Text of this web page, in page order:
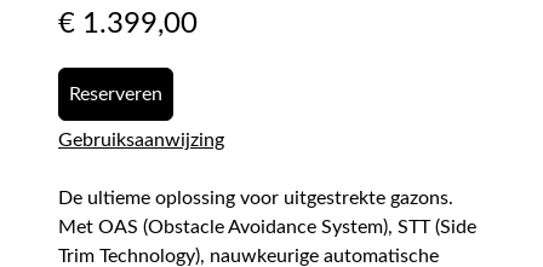
€ 1.399,00
Reserveren
Gebruiksaanwijzing
De ultieme oplossing voor uitgestrekte gazons.
Met OAS (Obstacle Avoidance System), STT (Side
Trim Technology), nauwkeurige automatische